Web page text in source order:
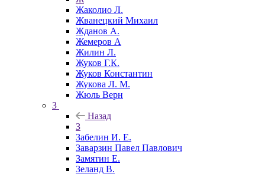
Жаколио Л.
Жванецкий Михаил
Жданов А.
Жемеров А
Жилин Л.
Жуков Г.К.
Жуков Константин
Жукова Л. М.
Жюль Верн
З
Назад
З
Забелин И. Е.
Заварзин Павел Павлович
Замятин Е.
Зеланд В.